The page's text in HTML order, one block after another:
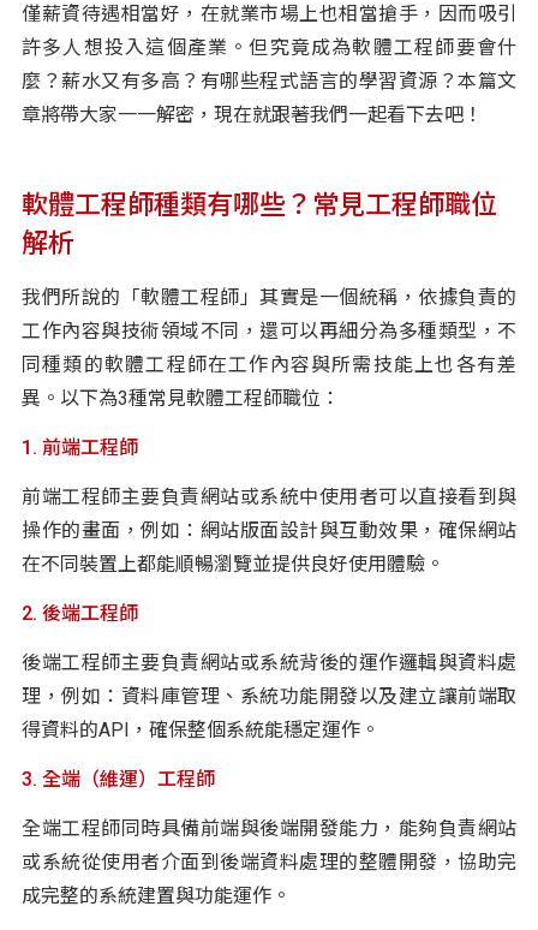
僅薪資待遇相當好，在就業市場上也相當搶手，因而吸引
許多人想投入這個產業。但究竟成為軟體工程師要會什
麼？薪水又有多高？有哪些程式語言的學習資源？本篇文
章將帶大家一一解密，現在就跟著我們一起看下去吧！
軟體工程師種類有哪些？常見工程師職位
解析
我們所說的「軟體工程師」其實是一個統稱，依據負責的
工作內容與技術領域不同，還可以再細分為多種類型，不
同種類的軟體工程師在工作內容與所需技能上也各有差
異。以下為3種常見軟體工程師職位：
1. 前端工程師
前端工程師主要負責網站或系統中使用者可以直接看到與
操作的畫面，例如：網站版面設計與互動效果，確保網站
在不同裝置上都能順暢瀏覽並提供良好使用體驗。
2. 後端工程師
後端工程師主要負責網站或系統背後的運作邏輯與資料處
理，例如：資料庫管理、系統功能開發以及建立讓前端取
得資料的API，確保整個系統能穩定運作。
3. 全端（維運）工程師
全端工程師同時具備前端與後端開發能力，能夠負責網站
或系統從使用者介面到後端資料處理的整體開發，協助完
成完整的系統建置與功能運作。